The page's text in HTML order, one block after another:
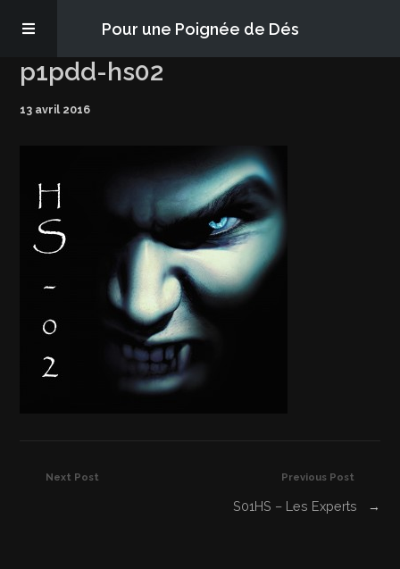
Pour une Poignée de Dés
Les épisodes
S’abonner
Blog
p1pdd-hs02
13 avril 2016
Previous Post
S01HS – Les Experts →
Next Post